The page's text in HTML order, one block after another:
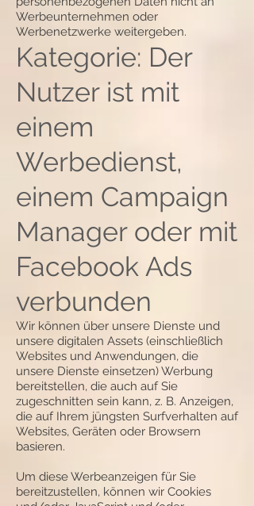
Werbeunternehmen oder
Werbenetzwerke weitergeben.
Kategorie: Der
Nutzer ist mit
einem
Werbedienst,
einem Campaign
Manager oder mit
Facebook Ads
verbunden
Wir können über unsere Dienste und
unsere digitalen Assets (einschließlich
Websites und Anwendungen, die
unsere Dienste einsetzen) Werbung
bereitstellen, die auch auf Sie
zugeschnitten sein kann, z. B. Anzeigen,
die auf Ihrem jüngsten Surfverhalten auf
Websites, Geräten oder Browsern
basieren.
Um diese Werbeanzeigen für Sie
bereitzustellen, können wir Cookies